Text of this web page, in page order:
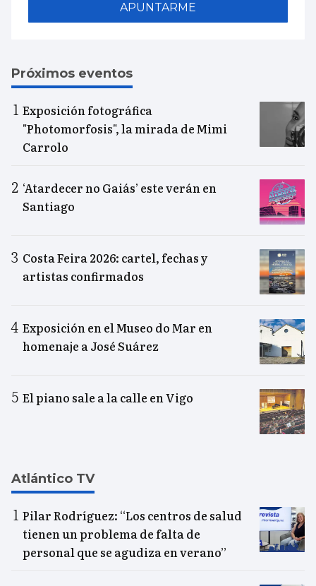
APUNTARME
Próximos eventos
Exposición fotográfica
"Photomorfosis", la mirada de Mimi
Carrolo
‘Atardecer no Gaiás’ este verán en
Santiago
Costa Feira 2026: cartel, fechas y
artistas confirmados
Exposición en el Museo do Mar en
homenaje a José Suárez
El piano sale a la calle en Vigo
Atlántico TV
Pilar Rodríguez: “Los centros de salud
tienen un problema de falta de
personal que se agudiza en verano”